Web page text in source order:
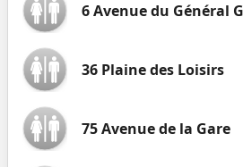
6 Avenue du Général
36 Plaine des Loisirs
75 Avenue de la Gare